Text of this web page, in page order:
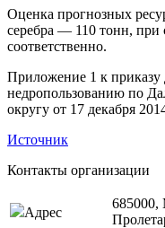
Оценка прогнозных
серебра — 110 тонн, при
соответственно.
Приложение 1 к приказу
недропользованию по
округу от 17 декабря
Источник
Контакты организации
Адрес
685000,